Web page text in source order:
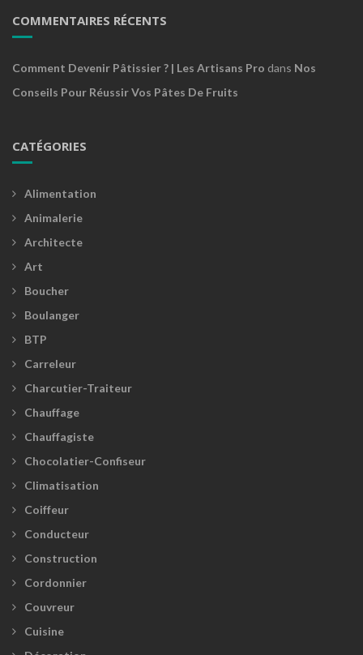
COMMENTAIRES RÉCENTS
Comment Devenir Pâtissier ? | Les Artisans Pro dans Nos
Conseils Pour Réussir Vos Pâtes De Fruits
CATÉGORIES
Alimentation
Animalerie
Architecte
Art
Boucher
Boulanger
BTP
Carreleur
Charcutier-Traiteur
Chauffage
Chauffagiste
Chocolatier-Confiseur
Climatisation
Coiffeur
Conducteur
Construction
Cordonnier
Couvreur
Cuisine